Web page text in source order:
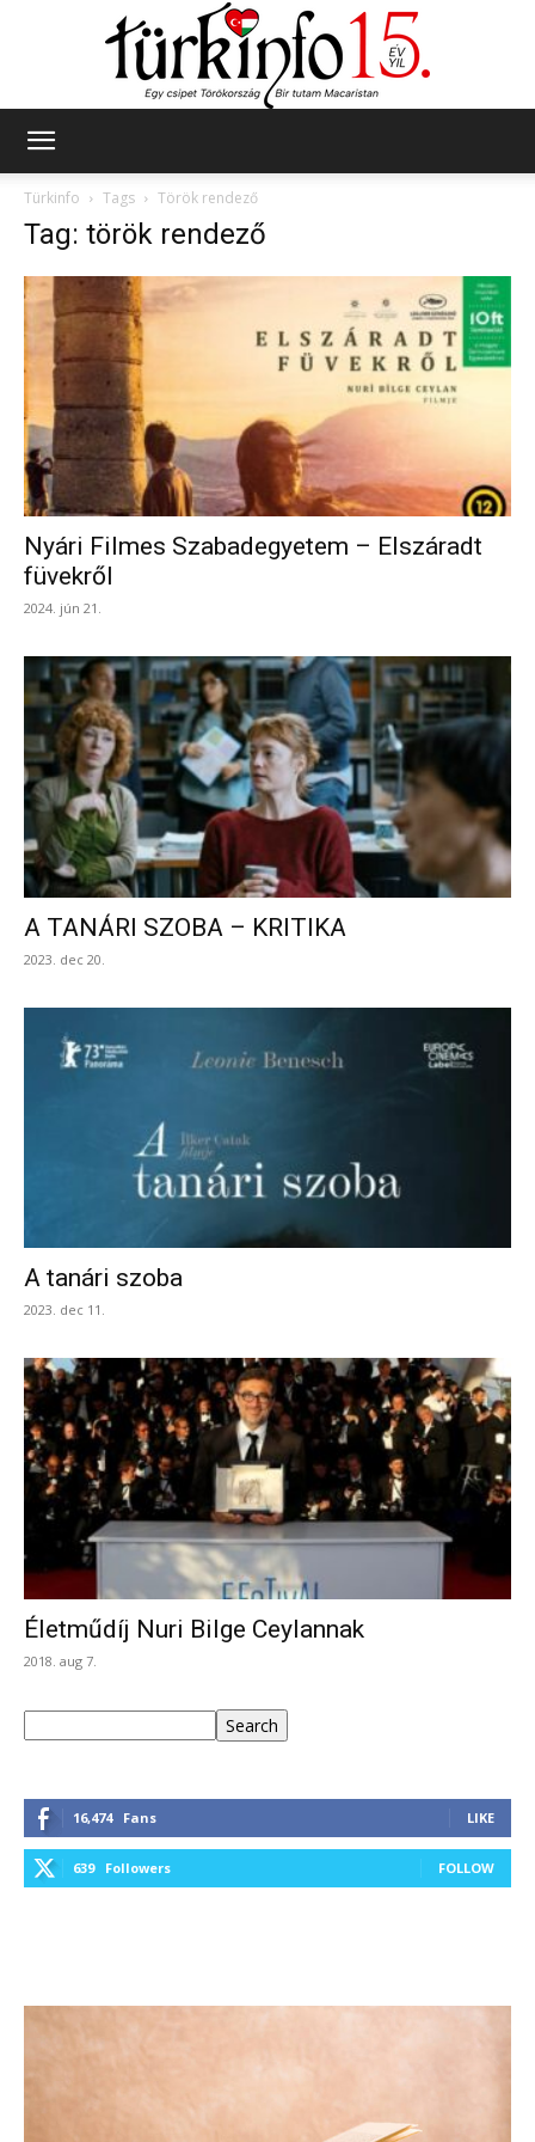
Türkinfo
Tags Török rendező
Tag: török rendező
Nyári Filmes Szabadegyetem – Elszáradt
füvekről
2024. jún 21.
A TANÁRI SZOBA – KRITIKA
2023. dec 20.
A tanári szoba
2023. dec 11.
Életműdíj Nuri Bilge Ceylannak
2018. aug 7.
Search
16,474 Fans LIKE
639 Followers FOLLOW